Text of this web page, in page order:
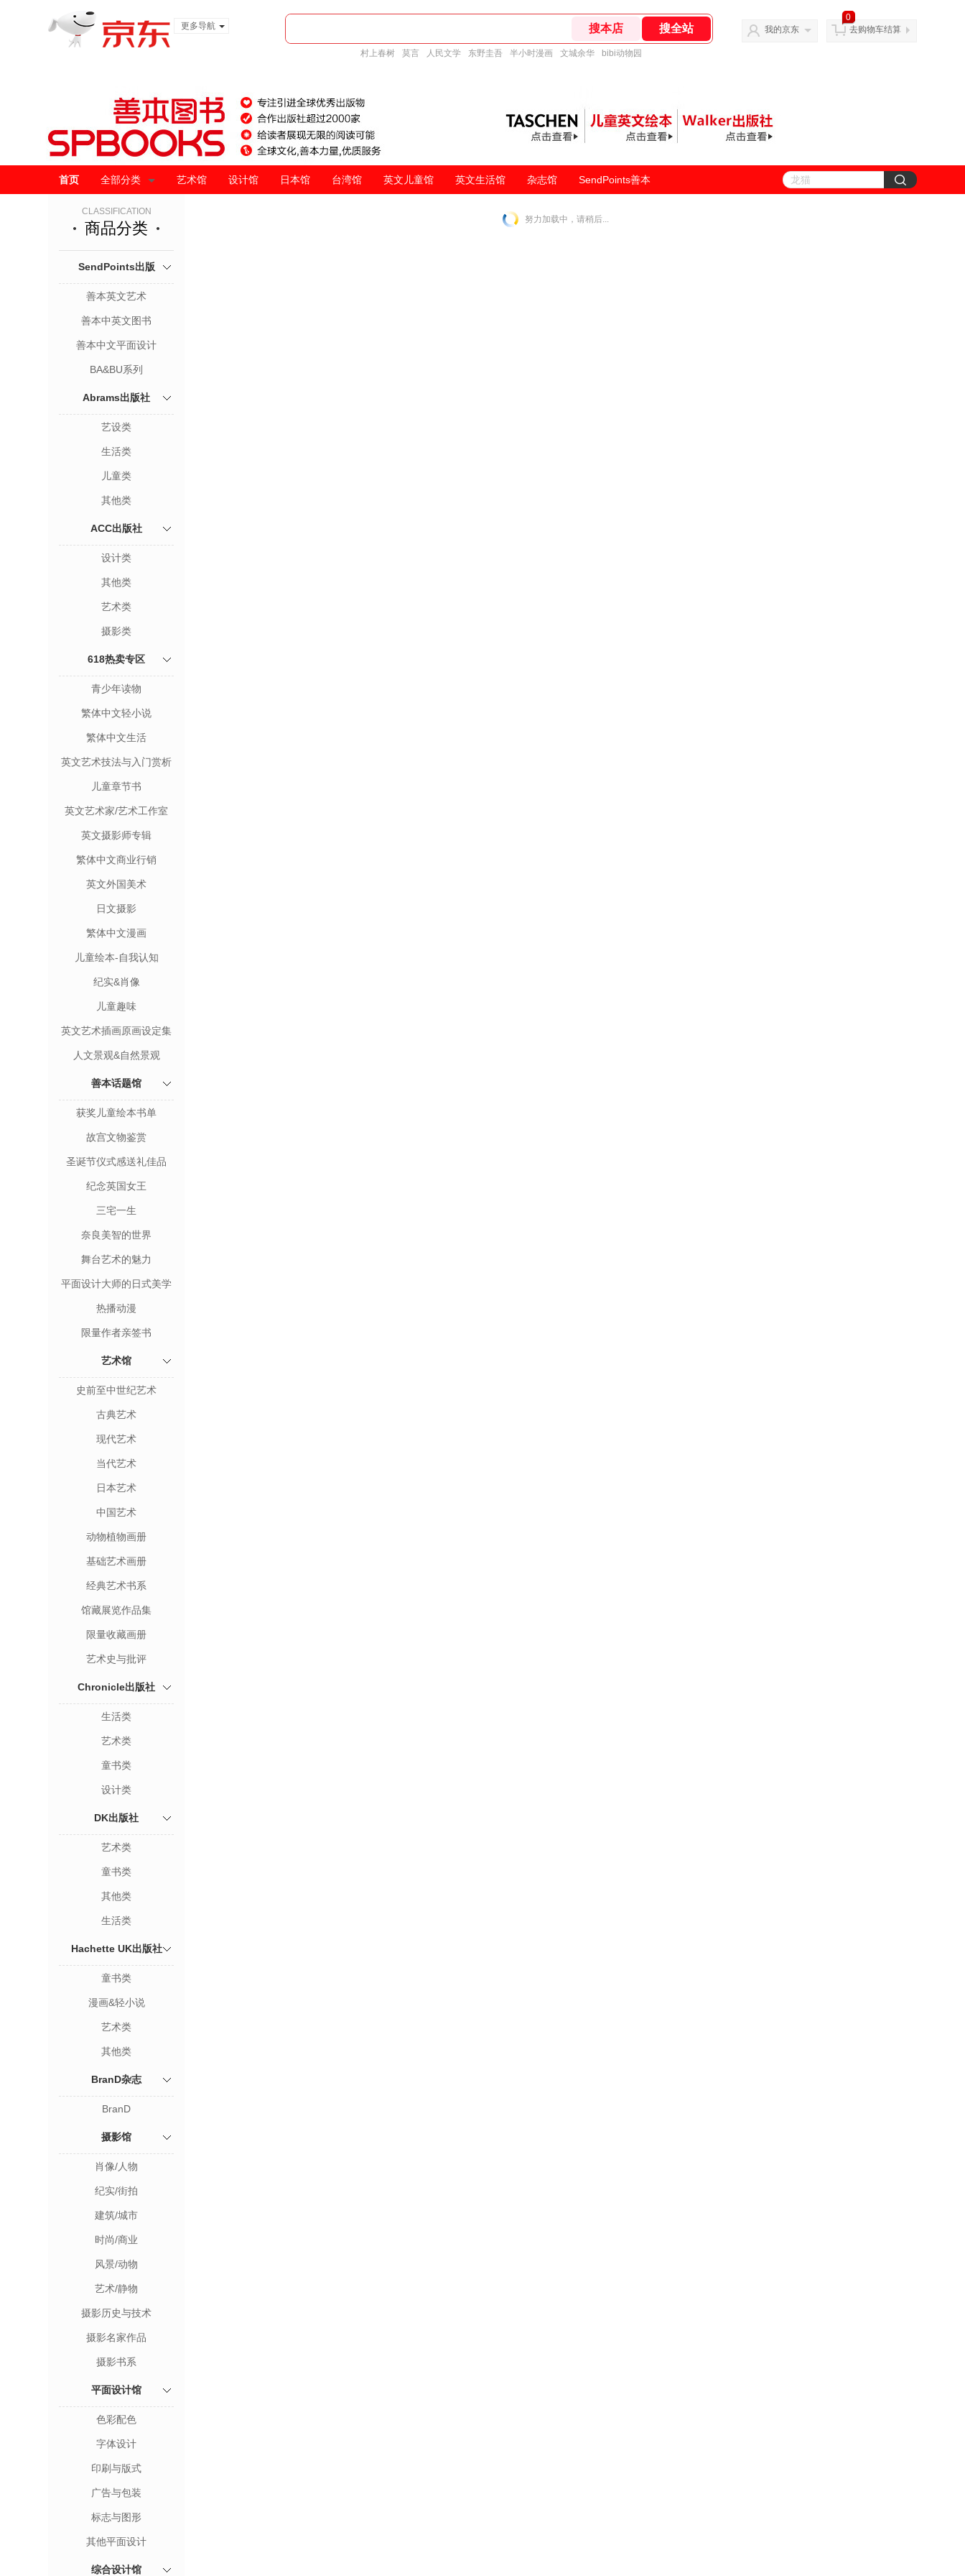
更多导航
村上春树 莫言 人民文学 东野圭吾 半小时漫画 文城余华 bibi动物园
我的京东
0
去购物车结算
首页 全部分类 艺术馆 设计馆 日本馆 台湾馆 英文儿童馆 英文生活馆 杂志馆 SendPoints善本
CLASSIFICATION
商品分类
SendPoints出版
善本英文艺术
善本中英文图书
善本中文平面设计
BA&BU系列
Abrams出版社
艺设类
生活类
儿童类
其他类
ACC出版社
设计类
其他类
艺术类
摄影类
618热卖专区
青少年读物
繁体中文轻小说
繁体中文生活
英文艺术技法与入门赏析
儿童章节书
英文艺术家/艺术工作室
英文摄影师专辑
繁体中文商业行销
英文外国美术
日文摄影
繁体中文漫画
儿童绘本-自我认知
纪实&肖像
儿童趣味
英文艺术插画原画设定集
人文景观&自然景观
善本话题馆
获奖儿童绘本书单
故宫文物鉴赏
圣诞节仪式感送礼佳品
纪念英国女王
三宅一生
奈良美智的世界
舞台艺术的魅力
平面设计大师的日式美学
热播动漫
限量作者亲签书
艺术馆
史前至中世纪艺术
古典艺术
现代艺术
当代艺术
日本艺术
中国艺术
动物植物画册
基础艺术画册
经典艺术书系
馆藏展览作品集
限量收藏画册
艺术史与批评
Chronicle出版社
生活类
艺术类
童书类
设计类
DK出版社
艺术类
童书类
其他类
生活类
Hachette UK出版社
童书类
漫画&轻小说
艺术类
其他类
BranD杂志
BranD
摄影馆
肖像/人物
纪实/街拍
建筑/城市
时尚/商业
风景/动物
艺术/静物
摄影历史与技术
摄影名家作品
摄影书系
平面设计馆
色彩配色
字体设计
印刷与版式
广告与包装
标志与图形
其他平面设计
综合设计馆
努力加载中，请稍后...